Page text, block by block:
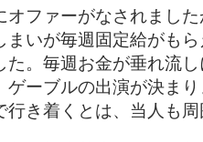
ファーがなされまし
いが毎週固定給がも
。毎週お金が垂れ流
ーブルの出演が決ま
き着くとは、当人も